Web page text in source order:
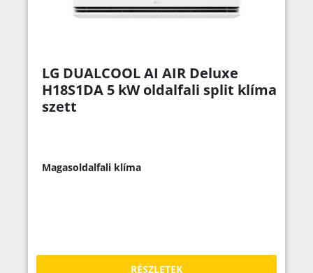
LG DUALCOOL AI AIR Deluxe
H18S1DA 5 kW oldalfali split klíma
szett
Magasoldalfali klíma
RÉSZLETEK